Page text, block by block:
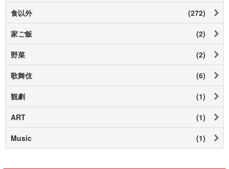
食以外 (272)
家ご飯 (2)
野菜 (2)
歌舞伎 (6)
観劇 (1)
ART (1)
Music (1)